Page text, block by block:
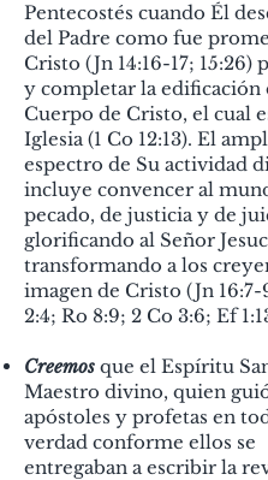
Pentecostés cuando Él
del Padre como fue
Cristo (Jn 14:16-17; 15:26)
y completar la edificación
Cuerpo de Cristo, el cual
Iglesia (1 Co 12:13). El
espectro de Su actividad
incluye convencer al
pecado, de justicia y de
glorificando al Señor
transformando a los
imagen de Cristo (Jn 16:7-
2:4; Ro 8:9; 2 Co 3:6; Ef
Creemos que el Espíritu
Maestro divino, quien
apóstoles y profetas en
verdad conforme ellos se
entregaban a escribir la